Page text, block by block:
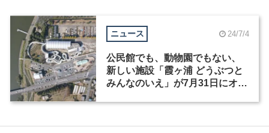
COLUMN
コラム ニュース 24/7/4
公民館でも、動物園でもない、
新しい施設「霞ヶ浦 どうぶつと
みんなのいえ」が7月31日にオー